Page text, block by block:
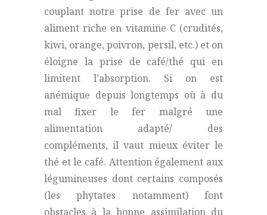
couplant notre prise de fer avec un
aliment riche en vitamine C (crudités,
kiwi, orange, poivron, persil, etc.) et on
éloigne la prise de café/thé qui en
limitent l’absorption. Si on est
anémique depuis longtemps où à du
mal fixer le fer malgré une
alimentation adapté/ des
compléments, il vaut mieux éviter le
thé et le café. Attention également aux
légumineuses dont certains composés
(les phytates notamment) font
obstacles à la bonne assimilation du